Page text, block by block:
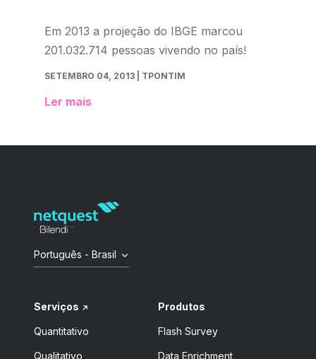
Em 2013 a projeção do IBGE marcou
201.032.714 pessoas vivendo no país!
SETEMBRO 04, 2013 | TPONTIM
Ler mais
Português - Brasil
Serviços
Quantitativo
Qualitativo
Produtos
Flash Survey
Data Enrichment